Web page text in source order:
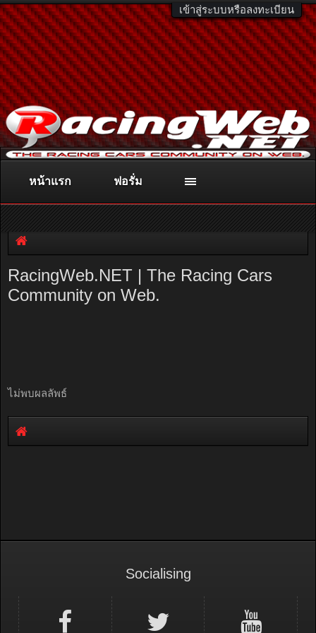
เข้าสู่ระบบหรือลงทะเบียน
ติดต่อลงโฆษณา racingweb@gmail.comหรือโทร. 081-811-1138
หรืออ่านรายละเอียดเพิ่มเติม คลิกที่นี่
RacingWeb.NET | The Racing Cars
Community on Web.
ไม่พบผลลัพธ์
หน้าแรก ฟอรั่ม
Socialising